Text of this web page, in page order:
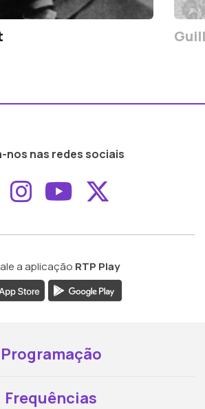
nos nas redes sociais
ao
Aceder ao
Aceder ao
a aplicação RTP Play
Programação
Frequências